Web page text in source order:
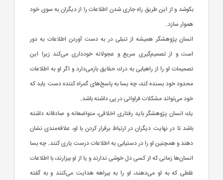
بكوشد و از این‌ طریق‌ راه‌ جاری‌ شدن‌ اطلاعات‌ را از دیگران‌ به‌ سوی‌ خود
هموار سازد.
انسان‌ پژوهشگر همیشه‌ از تنبلی‌ در به‌ دست‌ آوردن‌ اطلاعات‌ به‌ دور
است‌ و از تصمیم‌گیری‌ سریع‌ و عجولانه‌ خودداری‌ می‌كند زیرا این‌
تصمیمات‌ او را از راهیابی‌ به‌ درك‌ حقایق‌ بازمی‌دارد و اگر او به‌ اطلاعات‌
محدود خود بسنده‌ كند، چه‌ بسا به‌ پاسخ‌های‌ گمراه‌ كننده‌ دست‌ یابد كه‌
خود می‌تواند مشكلات‌ فراوانی‌ در پی‌ داشته‌ باشد.
یك‌ انسان‌ پژوهشگر باید رفتاری‌ اخلاقی‌، متواضعانه‌ و صادقانه‌ داشته‌
باشد تا در نهایت‌ دیگران‌ در ارتباط‌ برقرار كردن‌ با او، علاقه‌مندی‌ نشان‌
دهند و همچنین‌ او را در دستیابی‌ به‌ اطلاعات‌ درست‌ یاری‌ كنند. چه‌ بسا
انسان‌ها زمانی‌ كه‌ از كسی‌ دل‌ خوشی‌ ندارند و یا از او بیزارند، با اطلاعات‌
غلطی‌ كه‌ به‌ او می‌دهند، او را به‌ بیراهه‌ هدایت‌ می‌كنند و به‌ گفته‌